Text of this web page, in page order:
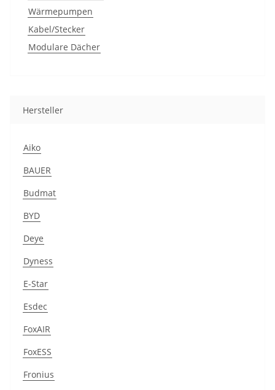
Wärmepumpen
Kabel/Stecker
Modulare Dächer
Hersteller
Aiko
BAUER
Budmat
BYD
Deye
Dyness
E-Star
Esdec
FoxAIR
FoxESS
Fronius